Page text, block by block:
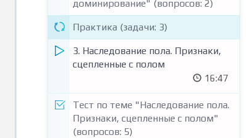
доминирование" (вопросов: 2)
Практика (задачи: 3)
3. Наследование пола. Признаки,
сцепленные с полом
16:47
Тест по теме "Наследование пола.
Признаки, сцепленные с полом"
(вопросов: 5)